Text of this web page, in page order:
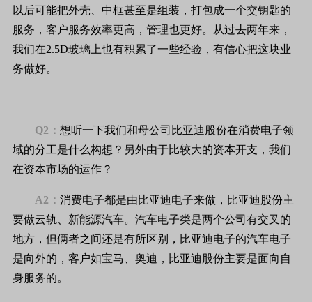
以后可能把外壳、中框甚至是组装，打包成一个交钥匙的
服务，客户服务效率更高，管理也更好。从过去两年来，
我们在2.5D玻璃上也有积累了一些经验，有信心把这块业
务做好。
Q2： 想听一下我们和母公司比亚迪股份在消费电子领
域的分工是什么构想？另外由于比较大的资本开支，我们
在资本市场的运作？
A2： 消费电子都是由比亚迪电子来做，比亚迪股份主
要做云轨、新能源汽车。汽车电子类是两个公司有交叉的
地方，但俩者之间还是有所区别，比亚迪电子的汽车电子
是向外的，客户如宝马、奥迪，比亚迪股份主要是面向自
身服务的。